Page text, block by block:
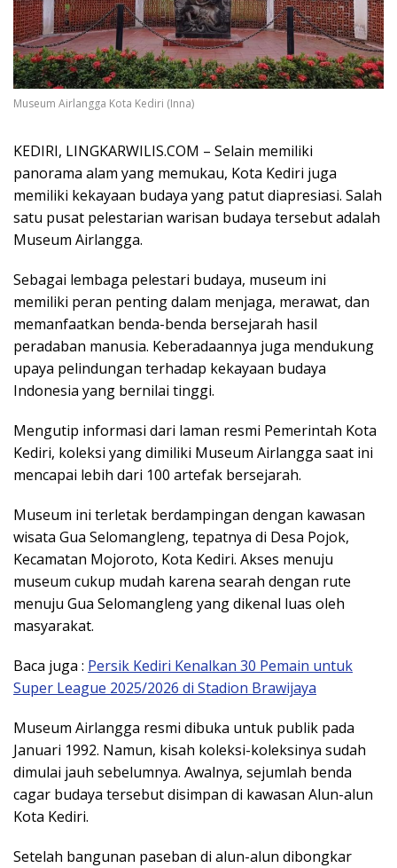
Museum Airlangga Kota Kediri (Inna)
KEDIRI, LINGKARWILIS.COM – Selain memiliki
panorama alam yang memukau, Kota Kediri juga
memiliki kekayaan budaya yang patut diapresiasi. Salah
satu pusat pelestarian warisan budaya tersebut adalah
Museum Airlangga.
Sebagai lembaga pelestari budaya, museum ini
memiliki peran penting dalam menjaga, merawat, dan
memanfaatkan benda-benda bersejarah hasil
peradaban manusia. Keberadaannya juga mendukung
upaya pelindungan terhadap kekayaan budaya
Indonesia yang bernilai tinggi.
Mengutip informasi dari laman resmi Pemerintah Kota
Kediri, koleksi yang dimiliki Museum Airlangga saat ini
mencapai lebih dari 100 artefak bersejarah.
Museum ini terletak berdampingan dengan kawasan
wisata Gua Selomangleng, tepatnya di Desa Pojok,
Kecamatan Mojoroto, Kota Kediri. Akses menuju
museum cukup mudah karena searah dengan rute
menuju Gua Selomangleng yang dikenal luas oleh
masyarakat.
Baca juga : Persik Kediri Kenalkan 30 Pemain untuk
Super League 2025/2026 di Stadion Brawijaya
Museum Airlangga resmi dibuka untuk publik pada
Januari 1992. Namun, kisah koleksi-koleksinya sudah
dimulai jauh sebelumnya. Awalnya, sejumlah benda
cagar budaya tersebut disimpan di kawasan Alun-alun
Kota Kediri.
Setelah bangunan paseban di alun-alun dibongkar